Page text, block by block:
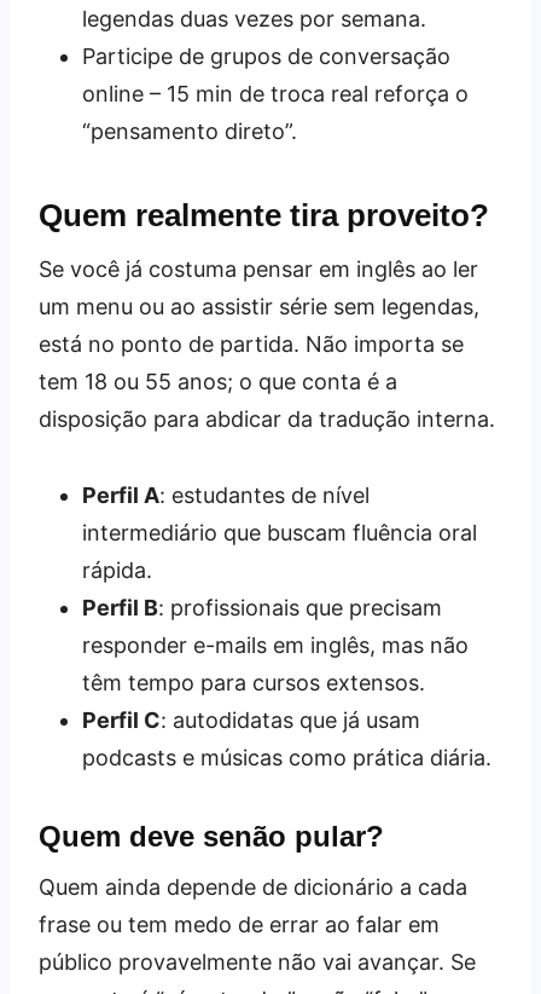
legendas duas vezes por semana.
Participe de grupos de conversação
online – 15 min de troca real reforça o
“pensamento direto”.
Quem realmente tira proveito?
Se você já costuma pensar em inglês ao ler
um menu ou ao assistir série sem legendas,
está no ponto de partida. Não importa se
tem 18 ou 55 anos; o que conta é a
disposição para abdicar da tradução interna.
Perfil A: estudantes de nível
intermediário que buscam fluência oral
rápida.
Perfil B: profissionais que precisam
responder e-mails em inglês, mas não
têm tempo para cursos extensos.
Perfil C: autodidatas que já usam
podcasts e músicas como prática diária.
Quem deve senão pular?
Quem ainda depende de dicionário a cada
frase ou tem medo de errar ao falar em
público provavelmente não vai avançar. Se